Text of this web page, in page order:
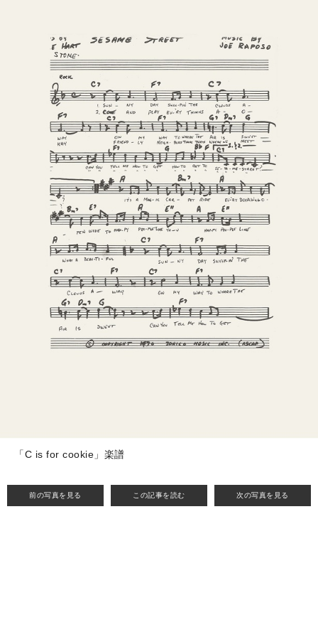
前の写真を見る この記事を読む 次の写真を見る
「C is for cookie」楽譜